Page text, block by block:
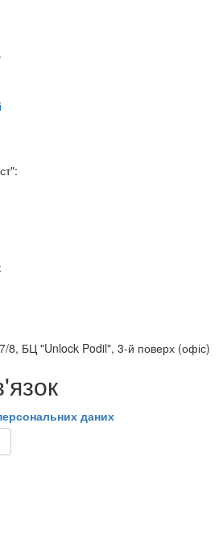
8, БЦ "Unlock Podil", 3-й поверх (офіс)
даних